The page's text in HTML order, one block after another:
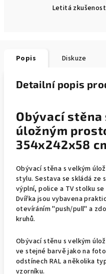
Letitá
Popis Diskuze
Detailní popis
Obývací stěna
úložným
354x242x58
Obývací stěna s velkým
stylu. Sestava se skládá ze
výplní, police a TV stolku
Dvířka jsou vybavena
otevíráním "push/pull" a
kruhů.
Obývací stěnu s velkým
ve stejné barvě jako na
odstínech RAL a několika
vzorníku.